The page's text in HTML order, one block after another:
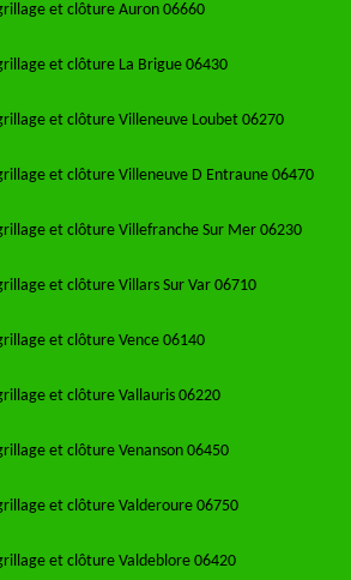
et clôture Auron 06660
et clôture La Brigue 06430
et clôture Villeneuve Loubet 06270
et clôture Villeneuve D Entraune 06470
et clôture Villefranche Sur Mer 06230
et clôture Villars Sur Var 06710
et clôture Vence 06140
et clôture Vallauris 06220
et clôture Venanson 06450
et clôture Valderoure 06750
et clôture Valdeblore 06420